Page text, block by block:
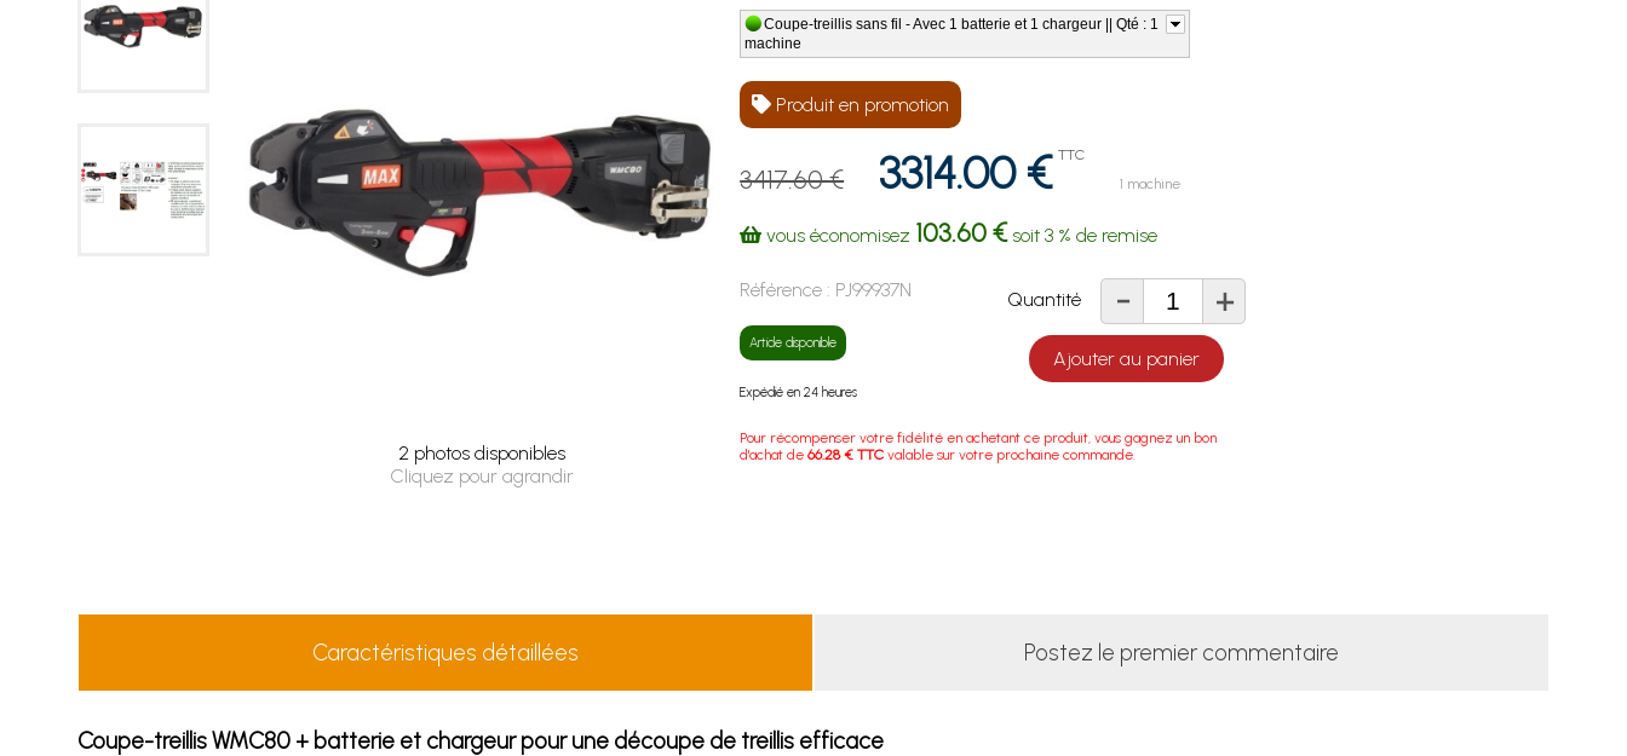
2 photos disponibles
Cliquez pour agrandir
Coupe-treillis sans fil - Avec 1 batterie et 1 chargeur || Qté : 1
machine
Produit en promotion
3417.60 € 3314.00 € TTC
1 machine
vous économisez 103.60 €soit3 % de remise
Référence : PJ99937N
Article disponible
Expédié en 24 heures
Quantité - +
Ajouter au panier
Pour récompenser votre fidélité en achetant ce produit, vous gagnez un bon
d'achat de66.28 € TTC valable sur votre prochaine commande.
Caractéristiques détaillées Postez le premier commentaire
Coupe-treillis WMC80 + batterie et chargeur pour une découpe de treillis efficace